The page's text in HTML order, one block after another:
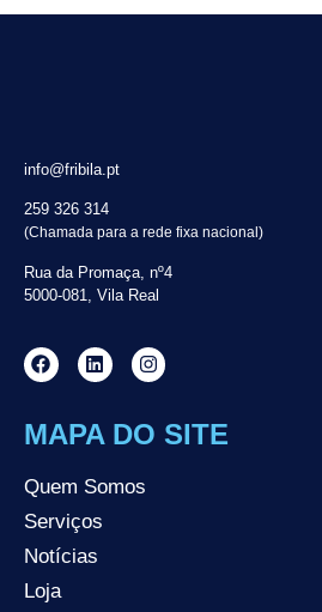
info@fribila.pt
259 326 314
(Chamada para a rede fixa nacional)
Rua da Promaça, nº4
5000-081, Vila Real
MAPA DO SITE
Quem Somos
Serviços
Notícias
Loja